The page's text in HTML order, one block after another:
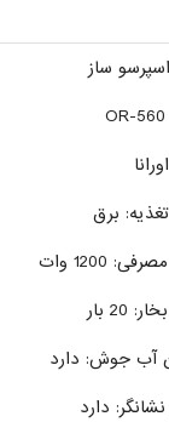
ساز
برق
1200 وات
20 بار
آب جوش: دارد
دارد